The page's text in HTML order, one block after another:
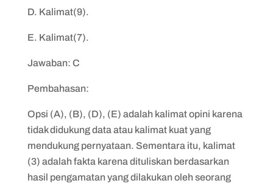
D. Kalimat(9).
E. Kalimat(7).
Jawaban: C
Pembahasan:
Opsi (A), (B), (D), (E) adalah kalimat opini karena
tidak didukung data atau kalimat kuat yang
mendukung pernyataan. Sementara itu, kalimat
(3) adalah fakta karena dituliskan berdasarkan
hasil pengamatan yang dilakukan oleh seorang